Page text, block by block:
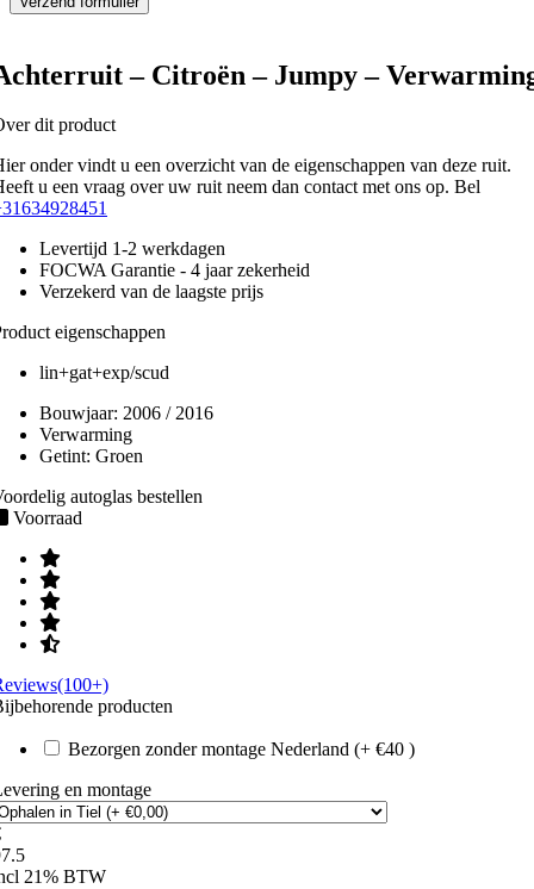
– Citroën – Jumpy –
dit product
onder vindt u een overzicht van de eigenschappen van deze ruit.
u een vraag over uw ruit neem dan contact met ons op. Bel
Levertijd 1-2 werkdagen
FOCWA Garantie - 4 jaar zekerheid
Verzekerd van de laagste prijs
eigenschappen
lin+gat+exp/scud
Bouwjaar: 2006 / 2016
Verwarming
Getint: Groen
autoglas bestellen
Voorraad
producten
Bezorgen zonder montage Nederland (+ €40 )
en montage
21% BTW